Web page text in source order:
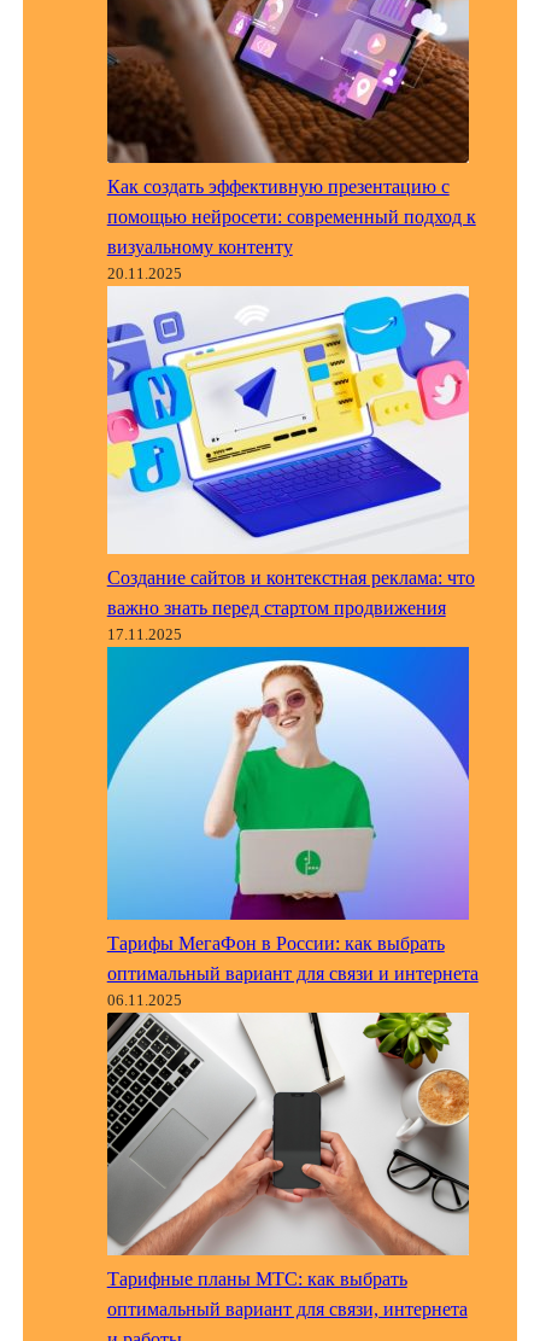
Как создать эффективную презентацию с
помощью нейросети: современный подход к
визуальному контенту
20.11.2025
Создание сайтов и контекстная реклама: что
важно знать перед стартом продвижения
17.11.2025
Тарифы МегаФон в России: как выбрать
оптимальный вариант для связи и интернета
06.11.2025
Тарифные планы МТС: как выбрать
оптимальный вариант для связи, интернета